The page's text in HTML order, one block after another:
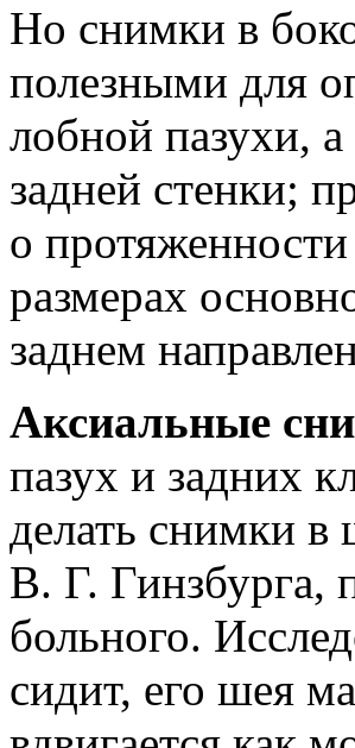
Но снимки в
полезными для
лобной пазухи,
задней стенки;
о
размерах
заднем
Аксиальные
пазух и задних
делать снимки в
В. Г. Гинзбурга,
больного.
сидит, его шея